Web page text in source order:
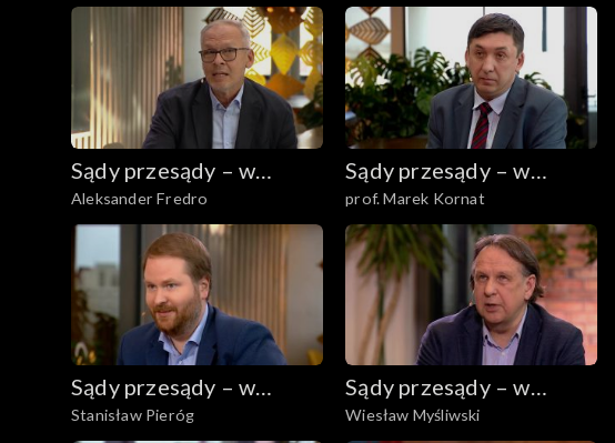
Sądy przesądy – w
powiększeniu
Aleksander Fredro
Sądy przesądy – w
powiększeniu
prof. Marek Kornat
Sądy przesądy – w
powiększeniu
Stanisław Pieróg
Sądy przesądy – w
powiększeniu
Wiesław Myśliwski